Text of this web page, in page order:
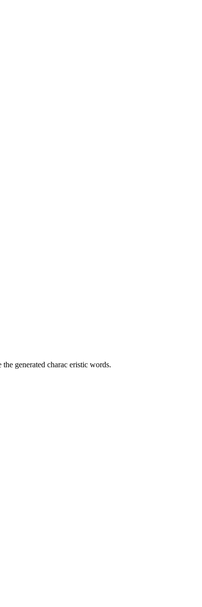
generated charac eristic words.